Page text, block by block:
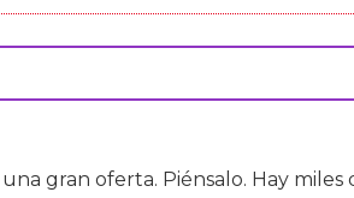
gran oferta. Piénsalo. Hay miles